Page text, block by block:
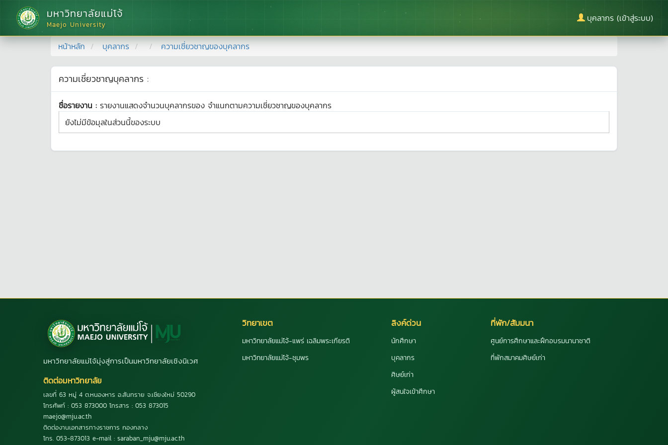
มหาวิทยาลัยแม่โจ้
Maejo University
บุคลากร (เข้าสู่ระบบ)
หน้าหลัก บุคลากร ความเชี่ยวชาญของบุคลากร
ความเชี่ยวชาญบุคลากร :
ชื่อรายงาน : รายงานแสดงจำนวนบุคลากรของ จำแนกตามความเชี่ยวชาญของบุคลากร
ยังไม่มีข้อมุลในส่วนนี้ของระบบ
มหาวิทยาลัยแม่โจ้มุ่งสู่การเป็นมหาวิทยาลัยเชิงนิเวศ
ติดต่อมหาวิทยาลัย
เลขที่ 63 หมู่ 4 ต.หนองหาร อ.สันทราย จ.เชียงใหม่ 50290
โทรศัพท์ : 053 873000 โทรสาร : 053 873015
maejo@mju.ac.th
ติดต่องานเอกสารทางราชการ กองกลาง
โทร. 053-873013 e-mail : saraban_mju@mju.ac.th
วิทยาเขต
มหาวิทยาลัยแม่โจ้-แพร่ เฉลิมพระเกียรติ
มหาวิทยาลัยแม่โจ้-ชุมพร
ลิงค์ด่วน
นักศึกษา
บุคลากร
ศิษย์เก่า
ผู้สนใจเข้าศึกษา
ที่พัก/สัมมนา
ศูนย์การศึกษาและฝึกอบรมนานาชาติ
ที่พักสมาคมศิษย์เก่า